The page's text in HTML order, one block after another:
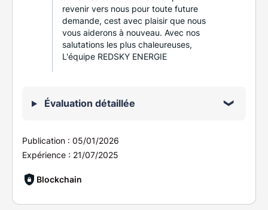
revenir vers nous pour toute future
demande, cest avec plaisir que nous
vous aiderons à nouveau. Avec nos
salutations les plus chaleureuses,
L'équipe REDSKY ENERGIE
Évaluation détaillée
Publication : 05/01/2026
Expérience : 21/07/2025
Blockchain